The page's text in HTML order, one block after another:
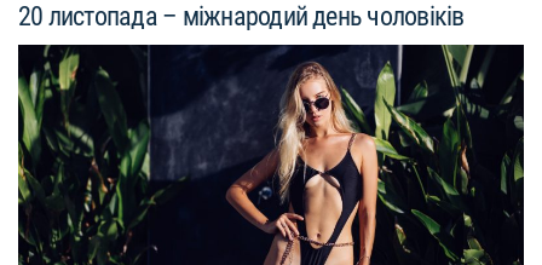
20 листопада – міжнародий день чоловіків